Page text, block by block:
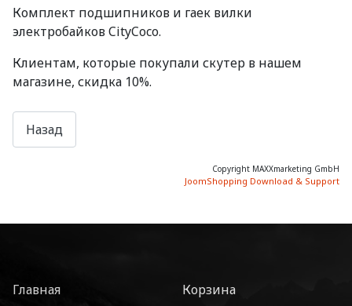
Комплект подшипников и гаек вилки
электробайков CityCoco.
Клиентам, которые покупали скутер в нашем
магазине, скидка 10%.
Copyright MAXXmarketing GmbH
JoomShopping Download & Support
Главная
Корзина